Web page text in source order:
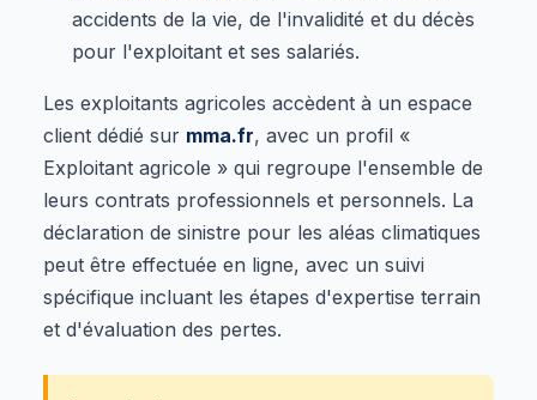
accidents de la vie, de l'invalidité et du décès
pour l'exploitant et ses salariés.
Les exploitants agricoles accèdent à un espace
client dédié sur mma.fr, avec un profil «
Exploitant agricole » qui regroupe l'ensemble de
leurs contrats professionnels et personnels. La
déclaration de sinistre pour les aléas climatiques
peut être effectuée en ligne, avec un suivi
spécifique incluant les étapes d'expertise terrain
et d'évaluation des pertes.